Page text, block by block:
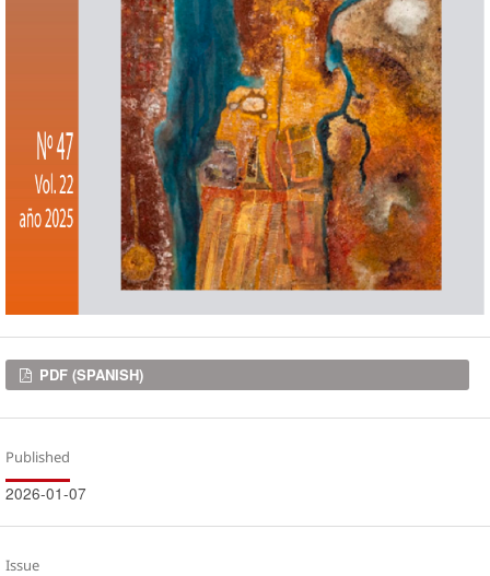
Downloads
PDF (SPANISH)
Published
2026-01-07
Issue